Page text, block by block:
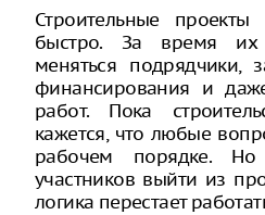
Строительные
быстро. За время их
меняться подрядчики,
финансирования и
работ. Пока
кажется, что любые
рабочем порядке.
участников выйти из
логика перестает